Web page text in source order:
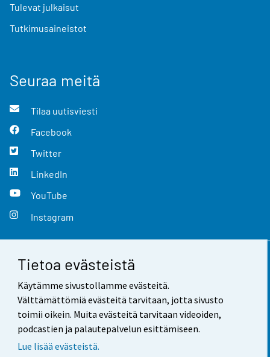
Tietoa evästeistä
Käytämme sivustollamme evästeitä.
Välttämättömiä evästeitä tarvitaan, jotta sivusto
toimii oikein. Muita evästeitä tarvitaan videoiden,
podcastien ja palautepalvelun esittämiseen.
Lue lisää evästeistä.
Tulevat julkaisut
Tutkimusaineistot
Seuraa meitä
Tilaa uutisviesti
Facebook
Twitter
LinkedIn
YouTube
Instagram
Yhteystiedot
Palaute
Käyttöehdot